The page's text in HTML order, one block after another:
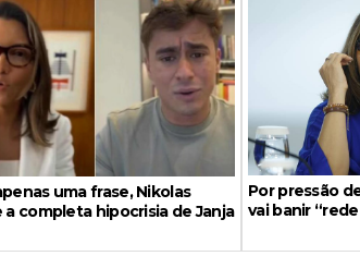
uma frase, Nikolas
a completa hipocrisia de Janja
Por pressão
vai banir